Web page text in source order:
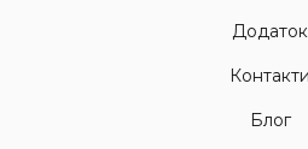
Додаток
Контакти
Блог